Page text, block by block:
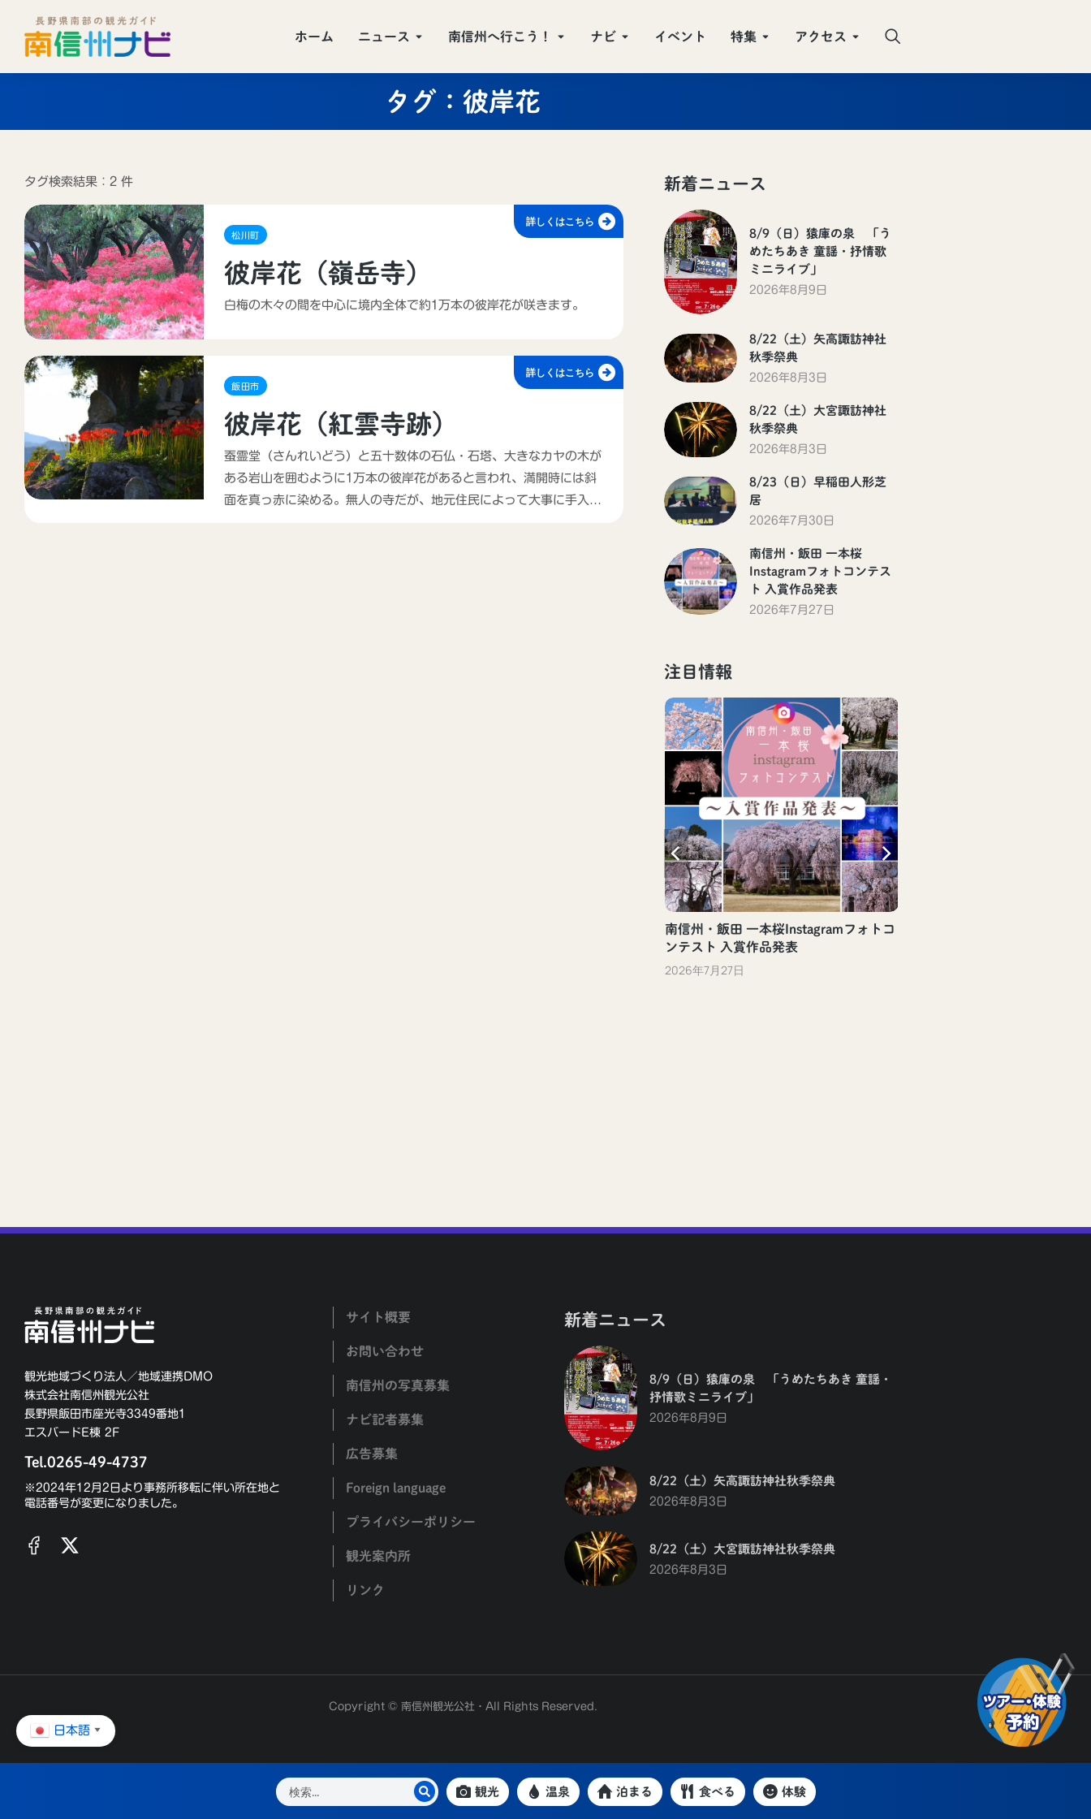
ホーム ニュース 南信州へ行こう！ ナビ イベント 特集 アクセス
タグ：彼岸花
タグ検索結果：2 件
詳しくはこちら
松川町
彼岸花（嶺岳寺）
白梅の木々の間を中心に境内全体で約1万本の彼岸花が咲きます。
詳しくはこちら
飯田市
彼岸花（紅雲寺跡）
蚕霊堂（さんれいどう）と五十数体の石仏・石塔、大きなカヤの木が
ある岩山を囲むように1万本の彼岸花があると言われ、満開時には斜
面を真っ赤に染める。無人の寺だが、地元住民によって大事に手入れ
新着ニュース
8/9（日）猿庫の泉 「う
めたちあき 童謡・抒情歌
ミニライブ」
2026年8月9日
8/22（土）矢高諏訪神社
秋季祭典
2026年8月3日
8/22（土）大宮諏訪神社
秋季祭典
2026年8月3日
8/23（日）早稲田人形芝
居
2026年7月30日
南信州・飯田 一本桜
Instagramフォトコンテス
ト 入賞作品発表
2026年7月27日
注目情報
南信州・飯田 一本桜Instagramフォトコ
ンテスト 入賞作品発表
2026年7月27日
観光地域づくり法人／地域連携DMO
株式会社南信州観光公社
長野県飯田市座光寺3349番地1
エスバードE棟 2F
Tel.0265-49-4737
※2024年12月2日より事務所移転に伴い所在地と
電話番号が変更になりました。
サイト概要
お問い合わせ
南信州の写真募集
ナビ記者募集
広告募集
Foreign language
プライバシーポリシー
観光案内所
リンク
新着ニュース
8/9（日）猿庫の泉 「うめたちあき 童謡・
抒情歌ミニライブ」
2026年8月9日
8/22（土）矢高諏訪神社秋季祭典
2026年8月3日
8/22（土）大宮諏訪神社秋季祭典
2026年8月3日
Copyright © 南信州観光公社・All Rights Reserved.
日本語 ▼
観光 温泉 泊まる 食べる 体験